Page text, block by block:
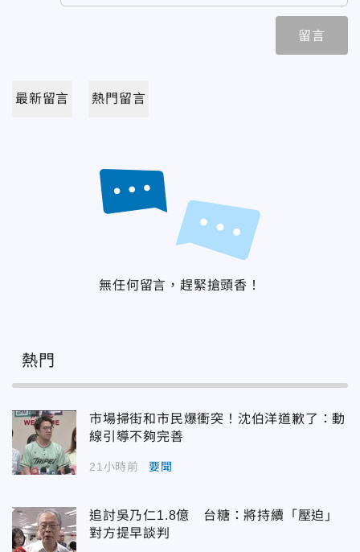
留言
最新留言 熱門留言
無任何留言，趕緊搶頭香！
熱門
市場掃街和市民爆衝突！沈伯洋道歉了：動
線引導不夠完善
21小時前 要聞
追討吳乃仁1.8億 台糖：將持續「壓迫」
對方提早談判